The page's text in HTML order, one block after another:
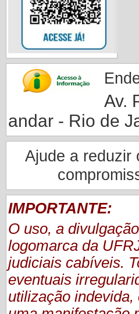
Av.
andar - Rio de
Ajude a reduzir
IMPORTANTE:
O uso, a
logomarca da
judiciais cabíveis.
eventuais
utilização